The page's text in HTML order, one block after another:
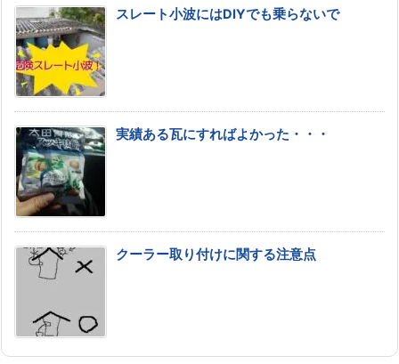
スレート小波にはDIYでも乗らないで
実績ある瓦にすればよかった・・・
クーラー取り付けに関する注意点